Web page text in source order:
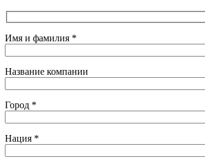
Имя и фамилия *
Название компании
Город *
Нация *